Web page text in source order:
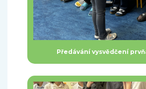
Předávání vysvědčení